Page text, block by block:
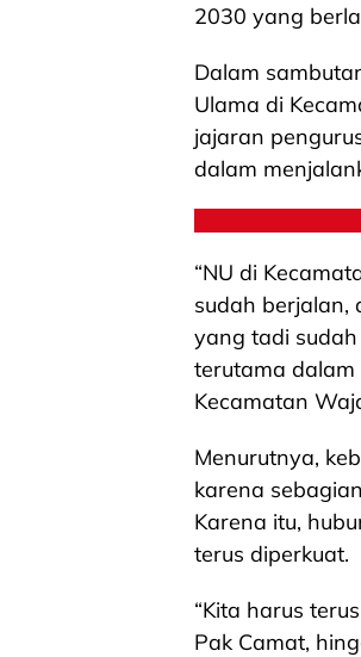
2030 yang
Dalam
Ulama di
jajaran
dalam
“NU di
sudah berjalan,
yang tadi
terutama
Kecamatan
Menurutnya,
karena
Karena itu,
terus diperkuat.
“Kita harus
Pak Camat,